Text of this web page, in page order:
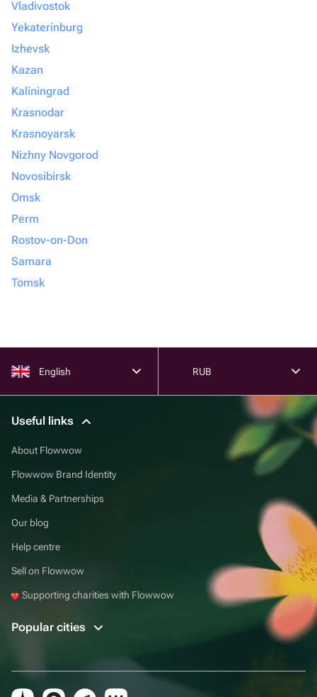
Vladivostok
Yekaterinburg
Izhevsk
Kazan
Kaliningrad
Krasnodar
Krasnoyarsk
Nizhny Novgorod
Novosibirsk
Omsk
Perm
Rostov-on-Don
Samara
Tomsk
English RUB
Useful links
About Flowwow
Flowwow Brand Identity
Media & Partnerships
Our blog
Help centre
Sell on Flowwow
Supporting charities with Flowwow
Popular cities